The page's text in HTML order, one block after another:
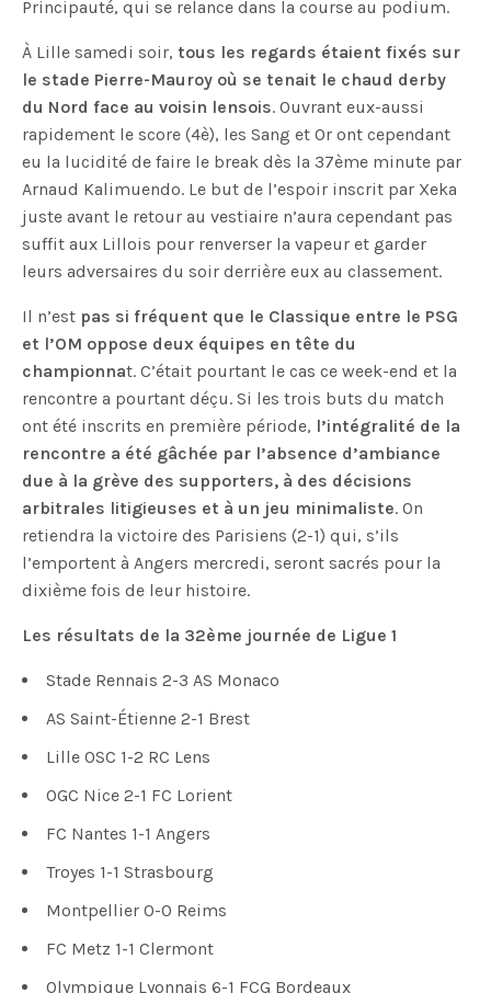
Principauté, qui se relance dans la course au podium.
À Lille samedi soir, tous les regards étaient fixés sur
le stade Pierre-Mauroy où se tenait le chaud derby
du Nord face au voisin lensois. Ouvrant eux-aussi
rapidement le score (4è), les Sang et Or ont cependant
eu la lucidité de faire le break dès la 37ème minute par
Arnaud Kalimuendo. Le but de l’espoir inscrit par Xeka
juste avant le retour au vestiaire n’aura cependant pas
suffit aux Lillois pour renverser la vapeur et garder
leurs adversaires du soir derrière eux au classement.
Il n’est pas si fréquent que le Classique entre le PSG
et l’OM oppose deux équipes en tête du
championnat. C’était pourtant le cas ce week-end et la
rencontre a pourtant déçu. Si les trois buts du match
ont été inscrits en première période, l’intégralité de la
rencontre a été gâchée par l’absence d’ambiance
due à la grève des supporters, à des décisions
arbitrales litigieuses et à un jeu minimaliste. On
retiendra la victoire des Parisiens (2-1) qui, s’ils
l’emportent à Angers mercredi, seront sacrés pour la
dixième fois de leur histoire.
Les résultats de la 32ème journée de Ligue 1
Stade Rennais 2-3 AS Monaco
AS Saint-Étienne 2-1 Brest
Lille OSC 1-2 RC Lens
OGC Nice 2-1 FC Lorient
FC Nantes 1-1 Angers
Troyes 1-1 Strasbourg
Montpellier 0-0 Reims
FC Metz 1-1 Clermont
Olympique Lyonnais 6-1 FCG Bordeaux